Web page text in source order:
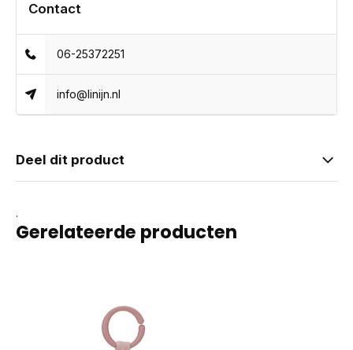
Contact
06-25372251
info@linijn.nl
Deel dit product
.
Gerelateerde producten